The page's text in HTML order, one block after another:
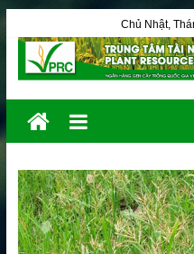
Chủ Nhật,